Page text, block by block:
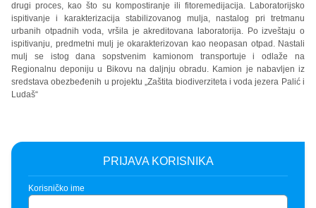
drugi proces, kao što su kompostiranje ili fitoremedijacija. Laboratorijsko
ispitivanje i karakterizacija stabilizovanog mulja, nastalog pri tretmanu
urbanih otpadnih voda, vršila je akreditovana laboratorija. Po izveštaju o
ispitivanju, predmetni mulj je okarakterizovan kao neopasan otpad. Nastali
mulj se istog dana sopstvenim kamionom transportuje i odlaže na
Regionalnu deponiju u Bikovu na daljnju obradu. Kamion je nabavljen iz
sredstava obezbeđenih u projektu „Zaštita biodiverziteta i voda jezera Palić i
Ludaš“
PRIJAVA KORISNIKA
Korisničko ime